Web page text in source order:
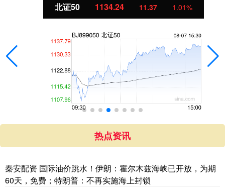
北证50 1134.24 11.37 1.01%
热点资讯
秦安配资 国际油价跳水！伊朗：霍尔木兹海峡已开放，为期
60天，免费；特朗普：不再实施海上封锁